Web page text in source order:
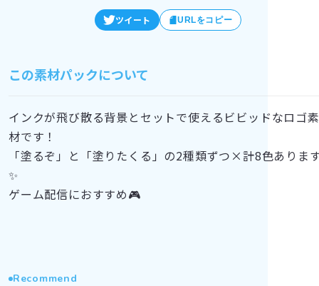
ツイート URLをコピー
この素材パックについて
インクが飛び散る背景とセットで使えるビビッドなロゴ素
材です！
「塗るぞ」と「塗りたくる」の2種類ずつ×計8色ありま
✨
ゲーム配信におすすめ🎮
Recommend